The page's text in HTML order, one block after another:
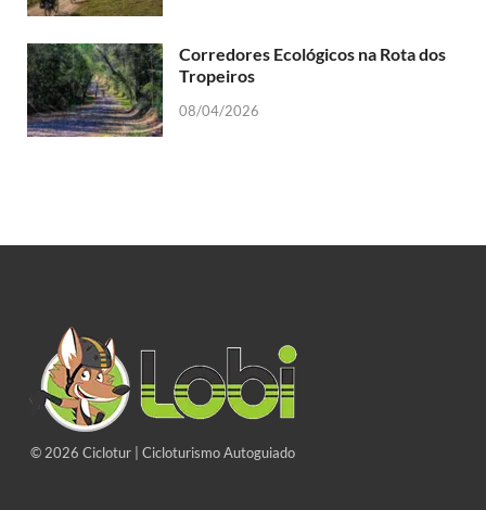
Corredores Ecológicos na Rota dos
Tropeiros
08/04/2026
© 2026 Ciclotur | Cicloturismo Autoguiado